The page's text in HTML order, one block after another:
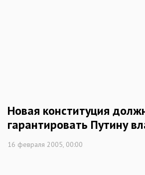
Новая конституция
гарантировать Путину
16 февраля 2005, 00:00